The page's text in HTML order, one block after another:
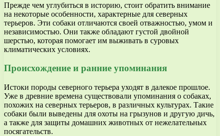
Прежде чем углубиться в историю, стоит обратить внимание
на некоторые особенности, характерные для северных
терьеров. Эти собаки отличаются своей отважностью, умом и
независимостью. Они также обладают густой двойной
шерстью, которая помогает им выживать в суровых
климатических условиях.
Происхождение и ранние упоминания
Истоки породы северного терьера уходят в далекое прошлое.
Уже в древние времена существовали упоминания о собаках,
похожих на северных терьеров, в различных культурах. Такие
собаки были выведены для охоты на грызунов и другую дичь,
а также для защиты домашних животных от нежелательных
посягательств.